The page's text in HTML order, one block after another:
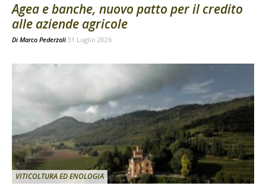
Agea e banche, nuovo patto per il credito
alle aziende agricole
Di Marco Pederzoli 31 Luglio 2026
VITICOLTURA ED ENOLOGIA